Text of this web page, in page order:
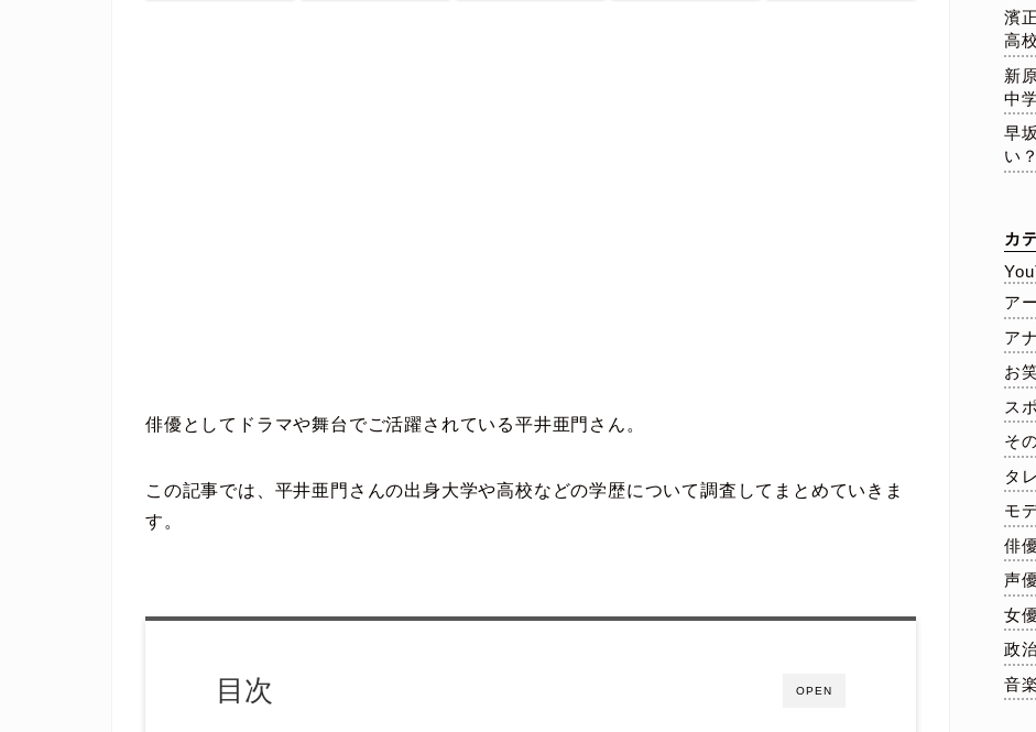
俳優としてドラマや舞台でご活躍されている平井亜門さん。
この記事では、平井亜門さんの出身大学や高校などの学歴について調査してまとめていきま
す。
OPEN
目次
濱
高
新
中
早
い
カ
ア
ア
お
ス
そ
タ
モ
俳
声
女
政
音